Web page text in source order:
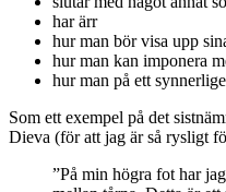
har ärr
hur man bör visa upp
hur man kan imponera
hur man på ett
Som ett exempel på det
Dieva (för att jag är så rysligt
”På min högra fot har